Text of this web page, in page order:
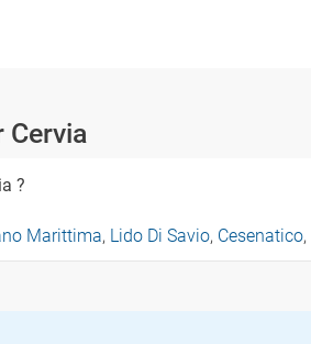
Cervia
?
Marittima, Lido Di Savio, Cesenatico,